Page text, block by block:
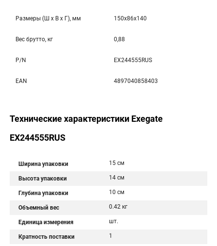
Размеры (Ш x В x Г), мм 150x86x140
Вес брутто, кг 0,88
P/N EX244555RUS
EAN 4897040858403
Технические характеристики Exegate
EX244555RUS
Ширина упаковки 15 см
Высота упаковки 14 см
Глубина упаковки 10 см
Объемный вес 0.42 кг
Единица измерения шт.
Кратность поставки 1